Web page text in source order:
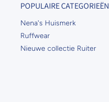
POPULAIRE CATEGORIEËN
Nena's Huismerk
Ruffwear
Nieuwe collectie Ruiter